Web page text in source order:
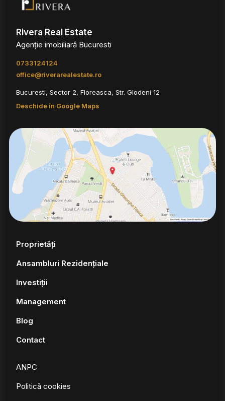
Rivera Real Estate
Agenție imobiliară Bucuresti
0733124124
office@riverarealestate.ro
Bucuresti, Sector 2, Floreasca, Str. Glodeni 12
Deschide în Google Maps
Proprietăți
Ansambluri Rezidențiale
Investiții
Management
Blog
Contact
ANPC
Politică cookies